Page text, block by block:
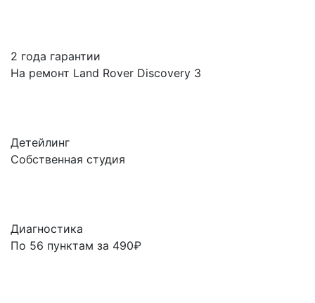
2 года гарантии
На ремонт Land Rover Discovery 3
Детейлинг
Собственная студия
Диагностика
По 56 пунктам за 490₽